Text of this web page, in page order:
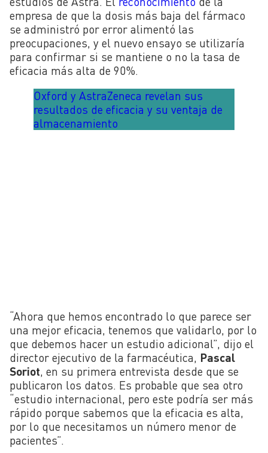
empresa de que la dosis más baja del fármaco
se administró por error alimentó las
preocupaciones, y el nuevo ensayo se utilizaría
para confirmar si se mantiene o no la tasa de
eficacia más alta de 90%.
Oxford y AstraZeneca revelan sus
resultados de eficacia y su ventaja de
almacenamiento
“Ahora que hemos encontrado lo que parece ser
una mejor eficacia, tenemos que validarlo, por lo
que debemos hacer un estudio adicional”, dijo el
director ejecutivo de la farmacéutica, Pascal
Soriot, en su primera entrevista desde que se
publicaron los datos. Es probable que sea otro
“estudio internacional, pero este podría ser más
rápido porque sabemos que la eficacia es alta,
por lo que necesitamos un número menor de
pacientes”.